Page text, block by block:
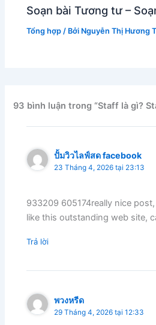
Soạn bài Tương tư –
Tổng hợp / Bởi Nguyễn Thị Hương
93 bình luận trong “Staff là gì?
ปั้มวิวไลฟ์สด facebook
23 Tháng 4, 2026 tại 23:13
933209 605174really nice
like this outstanding web site,
Trả lời
พวงหรีด
29 Tháng 4, 2026 tại 12:33